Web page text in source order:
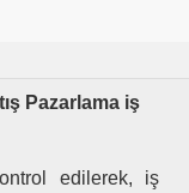
Pazarlama iş
edilerek, iş